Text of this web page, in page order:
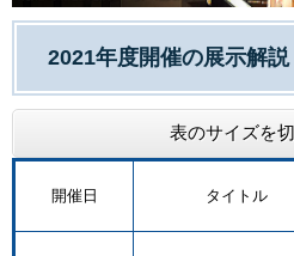
2021年度開催の展示解説
表のサイズを
開催日 タイトル